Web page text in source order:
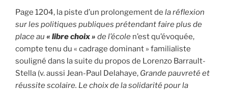
Page 1204, la piste d’un prolongement de la réflexion
sur les politiques publiques prétendant faire plus de
place au « libre choix » de l’école n’est qu’évoquée,
compte tenu du « cadrage dominant » familialiste
souligné dans la suite du propos de Lorenzo Barrault-
Stella (v. aussi Jean-Paul Delahaye, Grande pauvreté et
réussite scolaire. Le choix de la solidarité pour la